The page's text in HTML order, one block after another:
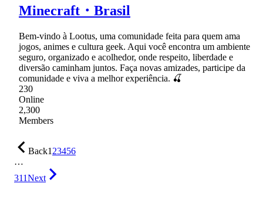
Minecraft・Brasil
Bem-vindo à Lootus, uma comunidade feita para quem ama
jogos, animes e cultura geek. Aqui você encontra um ambiente
seguro, organizado e acolhedor, onde respeito, liberdade e
diversão caminham juntos. Faça novas amizades, participe da
comunidade e viva a melhor experiência. 🍒
230
Online
2,300
Members
Back123456
…
311Next